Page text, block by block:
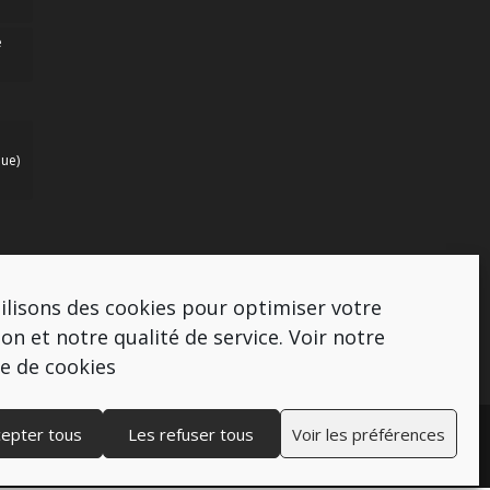
des cookies pour optimiser votre
et notre qualité de service. Voir notre
de cookies
tous Les refuser tous Voir les préférences